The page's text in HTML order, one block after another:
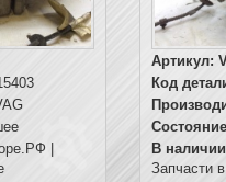
|
Артикул:
Код
Состояние
В наличии
Запчасти